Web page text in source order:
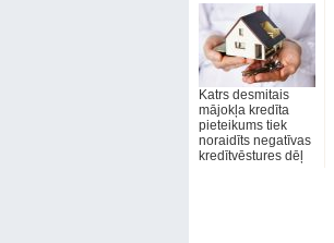
Katrs desmitais
mājokļa kredīta
pieteikums tiek
noraidīts negatīvas
kredītvēstures dēļ